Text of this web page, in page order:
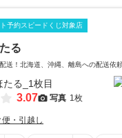
予約スピードくじ対象店
る
送！北海道、沖縄、離島への配送
3.07 写真 1枚
・引越し